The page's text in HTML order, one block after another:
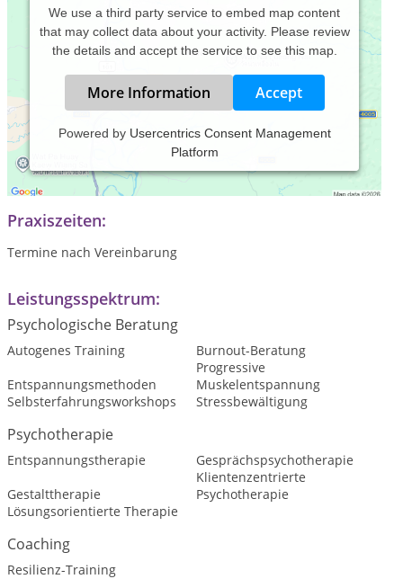
We use a third party service to embed map content
that may collect data about your activity. Please review
the details and accept the service to see this map.
More Information Accept
Powered by Usercentrics Consent Management
Platform
Praxis für Psychotherapie (nach dem Heilpraktikergesetz) und
Psychologische Beratung
Praxiszeiten:
Termine nach Vereinbarung
Leistungsspektrum:
Psychologische Beratung
Autogenes Training
Burnout-Beratung
Entspannungsmethoden
Progressive
Muskelentspannung
Selbsterfahrungsworkshops
Stressbewältigung
Psychotherapie
Entspannungstherapie
Gesprächspsychotherapie
Gestalttherapie
Klientenzentrierte
Psychotherapie
Lösungsorientierte Therapie
Coaching
Resilienz-Training